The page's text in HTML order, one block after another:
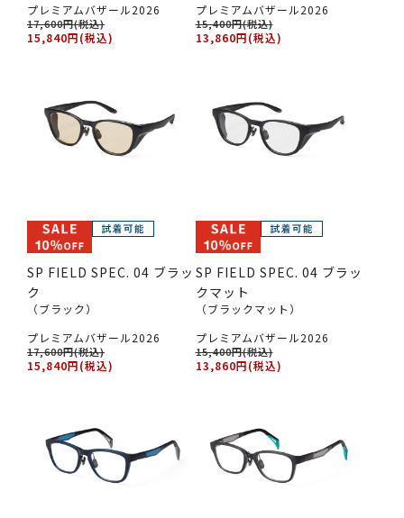
プレミアムバザール2026
17,600円(税込)
15,840円(税込)
プレミアムバザール2026
15,400円(税込)
13,860円(税込)
SP FIELD SPEC. 04 ブラッ
ク
（ブラック）
プレミアムバザール2026
17,600円(税込)
15,840円(税込)
SP FIELD SPEC. 04 ブラッ
クマット
（ブラックマット）
プレミアムバザール2026
15,400円(税込)
13,860円(税込)